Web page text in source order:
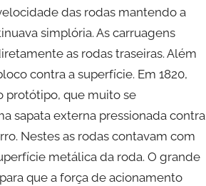
das rodas mantendo a
simplória. As carruagens
as rodas traseiras. Além
contra a superfície. Em 1820,
protótipo, que muito se
sapata externa pressionada contra
Nestes as rodas contavam com
metálica da roda. O grande
que a força de acionamento